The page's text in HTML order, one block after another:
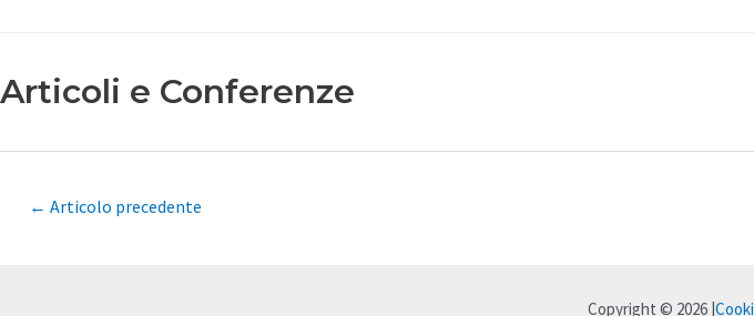
Articoli e Conferenze
Navigazione
← Articolo precedente
Copyright © 2026 |